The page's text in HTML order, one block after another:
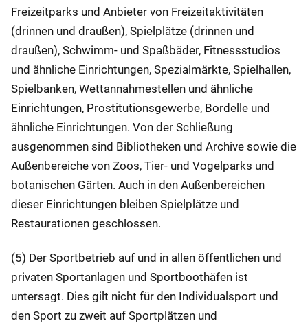
Freizeitparks und Anbieter von Freizeitaktivitäten
(drinnen und draußen), Spielplätze (drinnen und
draußen), Schwimm- und Spaßbäder, Fitnessstudios
und ähnliche Einrichtungen, Spezialmärkte, Spielhallen,
Spielbanken, Wettannahmestellen und ähnliche
Einrichtungen, Prostitutionsgewerbe, Bordelle und
ähnliche Einrichtungen. Von der Schließung
ausgenommen sind Bibliotheken und Archive sowie die
Außenbereiche von Zoos, Tier- und Vogelparks und
botanischen Gärten. Auch in den Außenbereichen
dieser Einrichtungen bleiben Spielplätze und
Restaurationen geschlossen.
(5) Der Sportbetrieb auf und in allen öffentlichen und
privaten Sportanlagen und Sportboothäfen ist
untersagt. Dies gilt nicht für den Individualsport und
den Sport zu zweit auf Sportplätzen und